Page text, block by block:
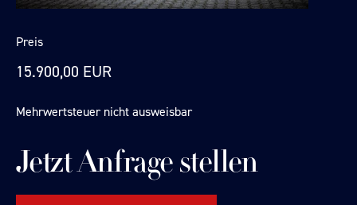
Preis
15.900,00 EUR
Mehrwertsteuer nicht ausweisbar
Jetzt Anfrage stellen